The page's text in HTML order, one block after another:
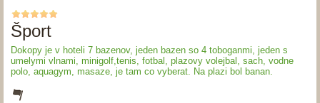
Šport
Dokopy je v hoteli 7 bazenov, jeden bazen so 4 toboganmi, jeden s
umelymi vlnami, minigolf,tenis, fotbal, plazovy volejbal, sach, vodne
polo, aquagym, masaze, je tam co vyberat. Na plazi bol banan.